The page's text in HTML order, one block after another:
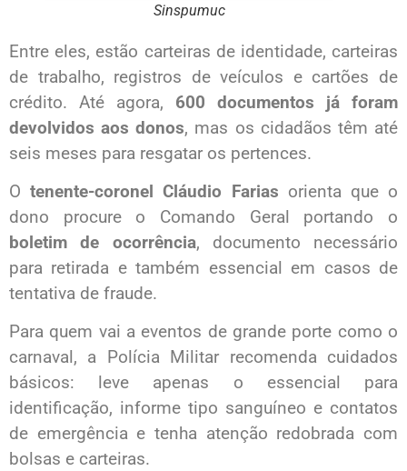
Sinspumuc
Entre eles, estão carteiras de identidade, carteiras
de trabalho, registros de veículos e cartões de
crédito. Até agora, 600 documentos já foram
devolvidos aos donos, mas os cidadãos têm até
seis meses para resgatar os pertences.
Otenente-coronel Cláudio Farias orienta que o
dono procure o Comando Geral portando o
boletim de ocorrência, documento necessário
para retirada e também essencial em casos de
tentativa de fraude.
Para quem vai a eventos de grande porte como o
carnaval, a Polícia Militar recomenda cuidados
básicos: leve apenas o essencial para
identificação, informe tipo sanguíneo e contatos
de emergência e tenha atenção redobrada com
bolsas e carteiras.